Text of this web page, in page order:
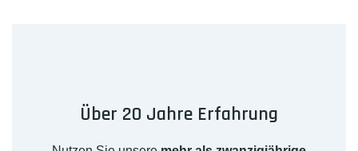
Über 20 Jahre Erfahrung